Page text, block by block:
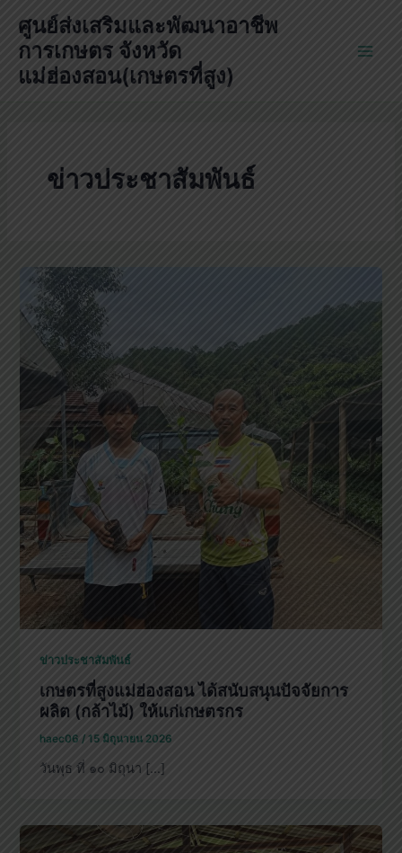
content
ศูนย์ส่งเสริมและพัฒนาอาชีพ
การเกษตร จังหวัด
แม่ฮ่องสอน(เกษตรที่สูง)
ข่าวประชาสัมพันธ์
ข่าวประชาสัมพันธ์
เกษตรที่สูงแม่ฮ่องสอน ได้สนับสนุนปัจจัยการ
ผลิต (กล้าไม้) ให้แก่เกษตรกร
haec06/15 มิถุนายน 2026
วันพุธ ที่ ๑๐ มิถุนา […]